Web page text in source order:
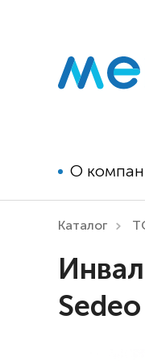
О
Каталог